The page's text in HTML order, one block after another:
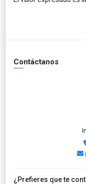
Contáctanos
¿Prefieres que te